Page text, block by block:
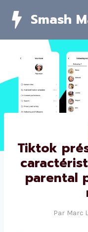
Smash
Tiktok
parental
Par Marc